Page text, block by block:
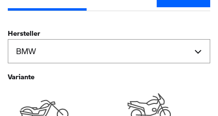
Hersteller
Variante